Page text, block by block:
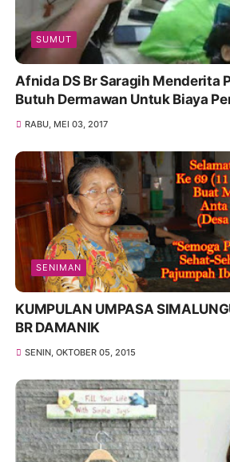
SUMUT
Afnida DS Br Saragih Menderita
Butuh Dermawan Untuk Biaya
RABU, MEI 03, 2017
SENIMAN
KUMPULAN UMPASA
BR DAMANIK
SENIN, OKTOBER 05, 2015